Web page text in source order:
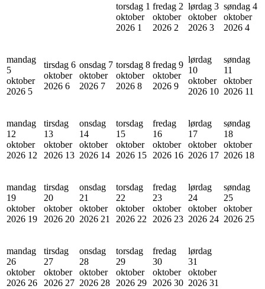
torsdag 1
oktober
2026 1
fredag 2
oktober
2026 2
lørdag 3
oktober
2026 3
søndag 4
oktober
2026 4
mandag
5
oktober
2026 5
tirsdag 6
oktober
2026 6
onsdag 7
oktober
2026 7
torsdag 8
oktober
2026 8
fredag 9
oktober
2026 9
lørdag
10
oktober
2026 10
søndag
11
oktober
2026 11
mandag
12
oktober
2026 12
tirsdag
13
oktober
2026 13
onsdag
14
oktober
2026 14
torsdag
15
oktober
2026 15
fredag
16
oktober
2026 16
lørdag
17
oktober
2026 17
søndag
18
oktober
2026 18
mandag
19
oktober
2026 19
tirsdag
20
oktober
2026 20
onsdag
21
oktober
2026 21
torsdag
22
oktober
2026 22
fredag
23
oktober
2026 23
lørdag
24
oktober
2026 24
søndag
25
oktober
2026 25
mandag
26
oktober
2026 26
tirsdag
27
oktober
2026 27
onsdag
28
oktober
2026 28
torsdag
29
oktober
2026 29
fredag
30
oktober
2026 30
lørdag
31
oktober
2026 31